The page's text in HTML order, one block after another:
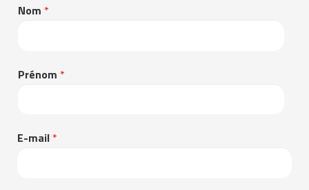
Nom *
Prénom *
E-mail *